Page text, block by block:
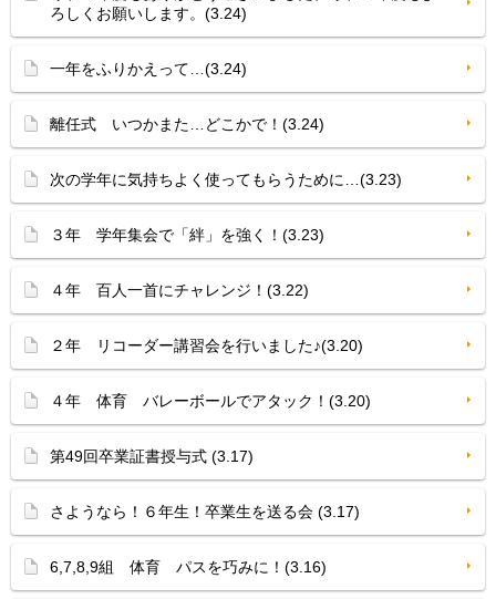
ろしくお願いします。(3.24)
一年をふりかえって…(3.24)
離任式 いつかまた…どこかで！(3.24)
次の学年に気持ちよく使ってもらうために…(3.23)
３年 学年集会で「絆」を強く！(3.23)
４年 百人一首にチャレンジ！(3.22)
２年 リコーダー講習会を行いました♪(3.20)
４年 体育 バレーボールでアタック！(3.20)
第49回卒業証書授与式 (3.17)
さようなら！６年生！卒業生を送る会 (3.17)
6,7,8,9組 体育 パスを巧みに！(3.16)